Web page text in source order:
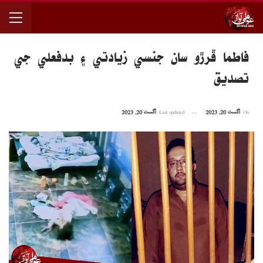
فاطما ڦرڙو سان جنسي زيادتي ۽ بدفعلي جي
تصديق
اگست 20, 2023 اگست 20, 2023